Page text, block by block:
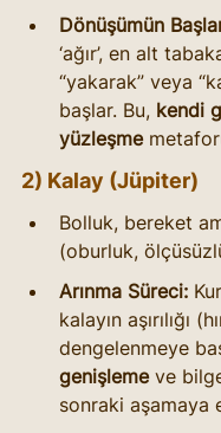
Dönüşümün
‘ağır’, en alt
“yakarak” veya
başlar. Bu, kendi
yüzleşme
2) Kalay (Jüpiter)
Bolluk, bereket
(oburluk,
Arınma Süreci:
kalayın aşırılığı
dengelenmeye
genişleme ve
sonraki aşamaya